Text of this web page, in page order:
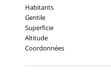
Habitants
Gentile
Superficie
Altitude
Coordonnées